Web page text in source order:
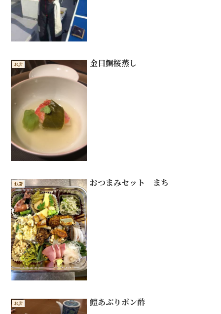
お店 金目鯛桜蒸し
お店 おつまみセット まち
お店 鱧あぶりポン酢